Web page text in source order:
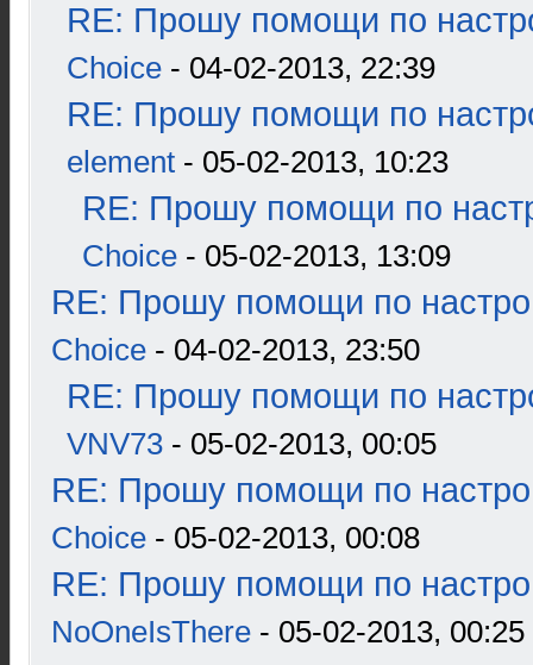
RE: Прошу помощи по
Choice - 04-02-2013, 22:39
RE: Прошу помощи по
element - 05-02-2013, 10:23
RE: Прошу помощи по
Choice - 05-02-2013, 13:09
RE: Прошу помощи по
Choice - 04-02-2013, 23:50
RE: Прошу помощи по
VNV73 - 05-02-2013, 00:05
RE: Прошу помощи по
Choice - 05-02-2013, 00:08
RE: Прошу помощи по
NoOneIsThere - 05-02-2013, 00:25